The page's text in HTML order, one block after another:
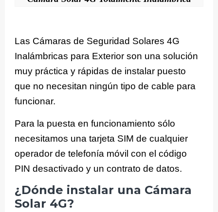
Las Cámaras de Seguridad Solares 4G
Inalámbricas para Exterior son una solución
muy práctica y rápidas de instalar puesto
que no necesitan ningún tipo de cable para
funcionar.
Para la puesta en funcionamiento sólo
necesitamos una tarjeta SIM de cualquier
operador de telefonía móvil con el código
PIN desactivado y un contrato de datos.
¿Dónde instalar una Cámara
Solar 4G?